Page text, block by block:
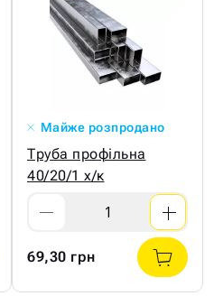
Майже розпродано
Труба профільна
40/20/1 х/к
69,30 грн